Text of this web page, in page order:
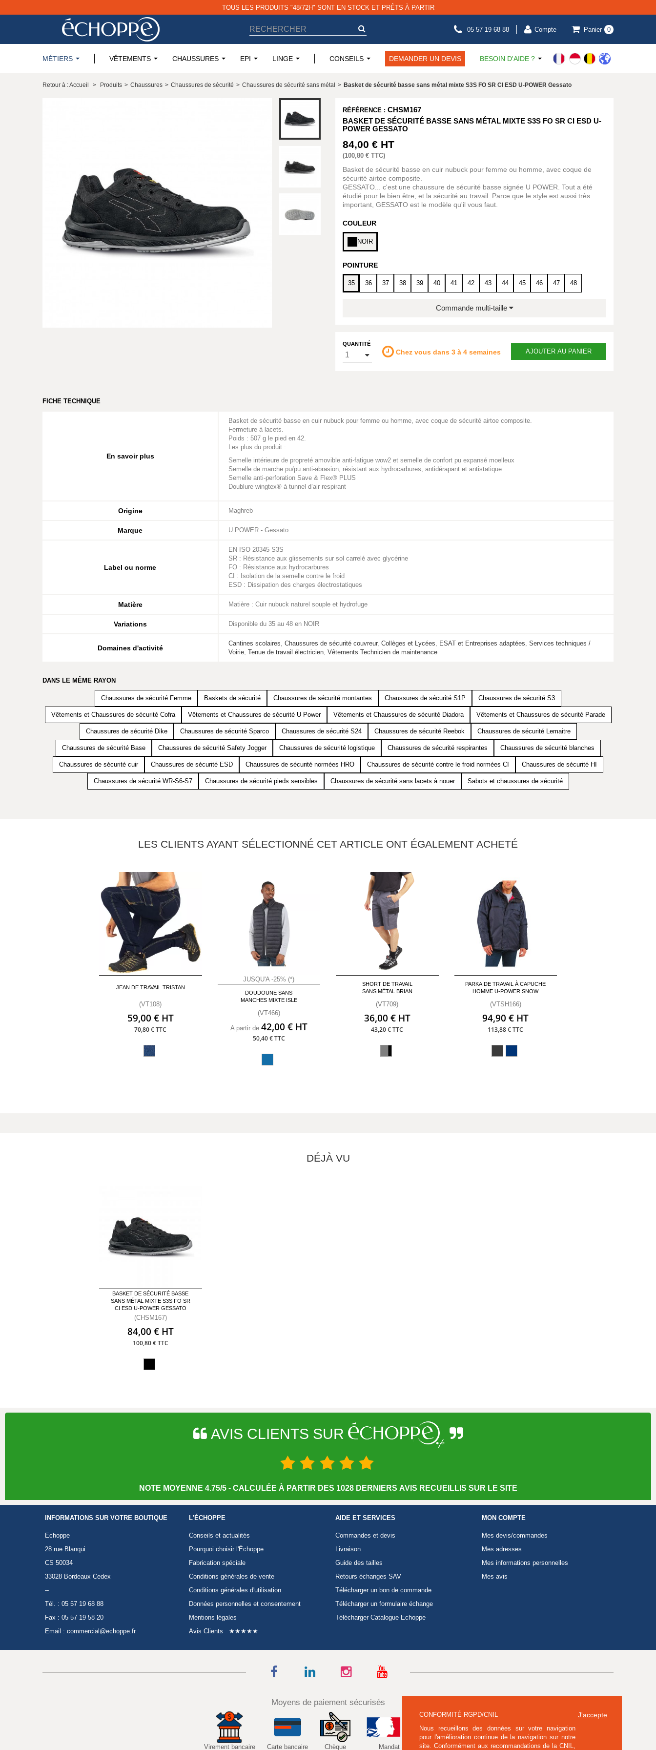
TOUS LES PRODUITS "48/72H" SONT EN STOCK ET PRÊTS À PARTIR
05 57 19 68 88 Compte Panier 0
CONFORMITÉ RGPD/CNIL
Nous recueillons des données sur votre navigation
pour l'amélioration continue de la navigation sur notre
site. Conformément aux recommandations de la CNIL,
J'accepte
MÉTIERS VÊTEMENTS CHAUSSURES EPI LINGE CONSEILS DEMANDER UN DEVIS BESOIN D'AIDE ?
Retour à : Accueil > Produits > Chaussures > Chaussures de sécurité > Chaussures de sécurité sans métal > Basket de sécurité basse sans métal mixte S3S FO SR CI ESD U-POWER Gessato
RÉFÉRENCE : CHSM167
BASKET DE SÉCURITÉ BASSE SANS MÉTAL MIXTE S3S FO SR CI ESD U-
POWER GESSATO
84,00 € HT
(100,80 € TTC)
Basket de sécurité basse en cuir nubuck pour femme ou homme, avec coque de
sécurité airtoe composite.
GESSATO... c'est une chaussure de sécurité basse signée U POWER. Tout a été
étudié pour le bien être, et la sécurité au travail. Parce que le style est aussi très
important, GESSATO est le modèle qu'il vous faut.
COULEUR
NOIR
POINTURE
35 36 37 38 39 40 41 42 43 44 45 46 47 48
Commande multi-taille
QUANTITÉ
Chez vous dans 3 à 4 semaines AJOUTER AU PANIER
FICHE TECHNIQUE
En savoir plus
Basket de sécurité basse en cuir nubuck pour femme ou homme, avec coque de sécurité airtoe composite.
Fermeture à lacets.
Poids : 507 g le pied en 42.
Les plus du produit :
Semelle intérieure de propreté amovible anti-fatigue wow2 et semelle de confort pu expansé moelleux
Semelle de marche pu/pu anti-abrasion, résistant aux hydrocarbures, antidérapant et antistatique
Semelle anti-perforation Save & Flex® PLUS
Doublure wingtex® à tunnel d’air respirant
Origine Maghreb
Marque U POWER - Gessato
Label ou norme
EN ISO 20345 S3S
SR : Résistance aux glissements sur sol carrelé avec glycérine
FO : Résistance aux hydrocarbures
CI : Isolation de la semelle contre le froid
ESD : Dissipation des charges électrostatiques
Matière Matière : Cuir nubuck naturel souple et hydrofuge
Variations Disponible du 35 au 48 en NOIR
Domaines d'activité
Cantines scolaires, Chaussures de sécurité couvreur, Collèges et Lycées, ESAT et Entreprises adaptées, Services techniques /
Voirie, Tenue de travail électricien, Vêtements Technicien de maintenance
DANS LE MÊME RAYON
Chaussures de sécurité Femme Baskets de sécurité Chaussures de sécurité montantes Chaussures de sécurité S1P Chaussures de sécurité S3
Vêtements et Chaussures de sécurité Cofra Vêtements et Chaussures de sécurité U Power Vêtements et Chaussures de sécurité Diadora Vêtements et Chaussures de sécurité Parade
Chaussures de sécurité Dike Chaussures de sécurité Sparco Chaussures de sécurité S24 Chaussures de sécurité Reebok Chaussures de sécurité Lemaitre
Chaussures de sécurité Base Chaussures de sécurité Safety Jogger Chaussures de sécurité logistique Chaussures de sécurité respirantes Chaussures de sécurité blanches
Chaussures de sécurité cuir Chaussures de sécurité ESD Chaussures de sécurité normées HRO Chaussures de sécurité contre le froid normées CI Chaussures de sécurité HI
Chaussures de sécurité WR-S6-S7 Chaussures de sécurité pieds sensibles Chaussures de sécurité sans lacets à nouer Sabots et chaussures de sécurité
LES CLIENTS AYANT SÉLECTIONNÉ CET ARTICLE ONT ÉGALEMENT ACHETÉ
JEAN DE TRAVAIL TRISTAN
(VT108)
59,00 € HT
70,80 € TTC
JUSQU'A -25% (*)
DOUDOUNE SANS
MANCHES MIXTE ISLE
(VT466)
A partir de 42,00 € HT
50,40 € TTC
SHORT DE TRAVAIL
SANS MÉTAL BRIAN
(VT709)
36,00 € HT
43,20 € TTC
PARKA DE TRAVAIL À CAPUCHE
HOMME U-POWER SNOW
(VTSH166)
94,90 € HT
113,88 € TTC
DÉJÀ VU
BASKET DE SÉCURITÉ BASSE
SANS MÉTAL MIXTE S3S FO SR
CI ESD U-POWER GESSATO
(CHSM167)
84,00 € HT
100,80 € TTC
AVIS CLIENTS SUR
NOTE MOYENNE 4.75/5 - CALCULÉE À PARTIR DES 1028 DERNIERS AVIS RECUEILLIS SUR LE SITE
INFORMATIONS SUR VOTRE BOUTIQUE
Echoppe
28 rue Blanqui
CS 50034
33028 Bordeaux Cedex
--
Tél. : 05 57 19 68 88
Fax : 05 57 19 58 20
Email : commercial@echoppe.fr
L'ÉCHOPPE
Conseils et actualités
Pourquoi choisir l'Échoppe
Fabrication spéciale
Conditions générales de vente
Conditions générales d'utilisation
Données personnelles et consentement
Mentions légales
Avis Clients
★★★★★
AIDE ET SERVICES
Commandes et devis
Livraison
Guide des tailles
Retours échanges SAV
Télécharger un bon de commande
Télécharger un formulaire échange
Télécharger Catalogue Echoppe
MON COMPTE
Mes devis/commandes
Mes adresses
Mes informations personnelles
Mes avis
Moyens de paiement sécurisés
Virement bancaire Carte bancaire Chèque Mandat administratif